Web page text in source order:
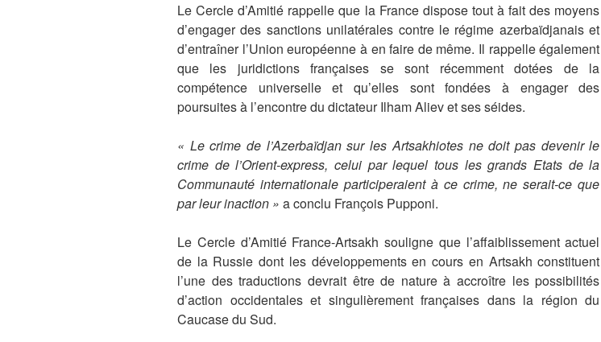
Le Cercle d’Amitié rappelle que la France dispose tout à fait des moyens
d’engager des sanctions unilatérales contre le régime azerbaïdjanais et
d’entraîner l’Union européenne à en faire de même. Il rappelle également
que les juridictions françaises se sont récemment dotées de la
compétence universelle et qu’elles sont fondées à engager des
poursuites à l’encontre du dictateur Ilham Aliev et ses séides.
« Le crime de l’Azerbaïdjan sur les Artsakhiotes ne doit pas devenir le
crime de l’Orient-express, celui par lequel tous les grands Etats de la
Communauté internationale participeraient à ce crime, ne serait-ce que
par leur inaction » a conclu François Pupponi.
Le Cercle d’Amitié France-Artsakh souligne que l’affaiblissement actuel
de la Russie dont les développements en cours en Artsakh constituent
l’une des traductions devrait être de nature à accroître les possibilités
d’action occidentales et singulièrement françaises dans la région du
Caucase du Sud.